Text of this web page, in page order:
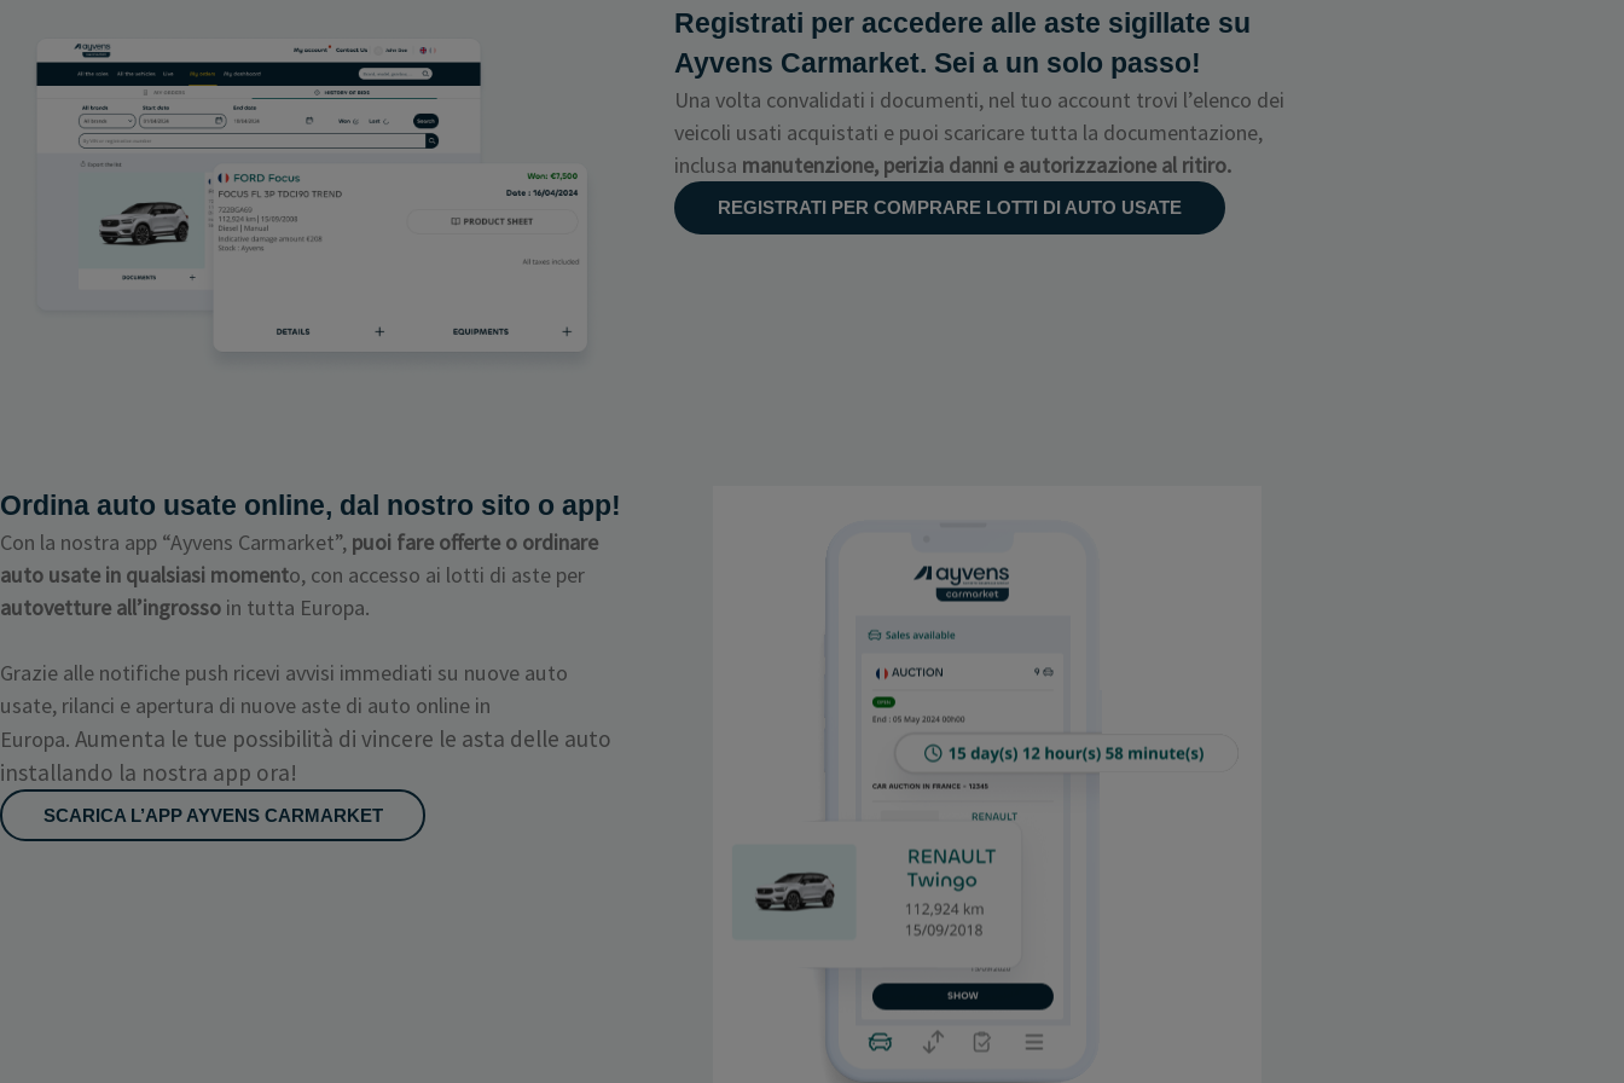
Registrati per accedere alle aste sigillate su
Ayvens Carmarket. Sei a un solo passo!
Una volta convalidati i documenti, nel tuo account trovi l’elenco dei
veicoli usati acquistati e puoi scaricare tutta la documentazione,
inclusa manutenzione, perizia danni e autorizzazione al ritiro.
REGISTRATI PER COMPRARE LOTTI DI AUTO USATE
Ordina auto usate online, dal nostro sito o app!
Con la nostra app “Ayvens Carmarket”, puoi fare offerte o ordinare
auto usate in qualsiasi momento, con accesso ai lotti di aste per
autovetture all’ingrosso in tutta Europa.
Grazie alle notifiche push ricevi avvisi immediati su nuove auto
usate, rilanci e apertura di nuove aste di auto online in
Europa. Aumenta le tue possibilità di vincere le asta delle auto
installando la nostra app ora!
SCARICA L’APP AYVENS CARMARKET